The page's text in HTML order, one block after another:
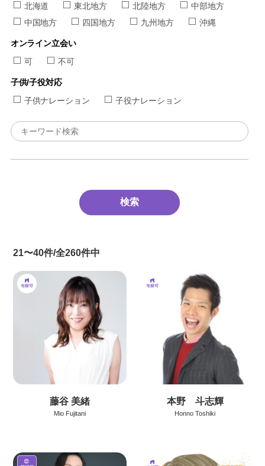
北海道
東北地方 北陸地方
中部地方
中国地方
四国地方 九州地方 沖縄
オンライン立会い
可
不可
子供/子役対応
子供ナレーション
子役ナレーション
21〜40件/全260件中
藤谷 美緒
Mio Fujitani
本野 斗志輝
Honno Toshiki